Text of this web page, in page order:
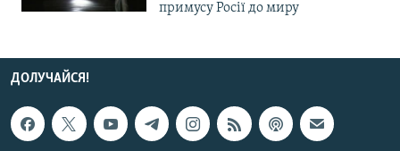
примусу Росії до миру
ДОЛУЧАЙСЯ!